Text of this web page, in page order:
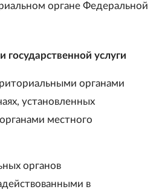
органе Федеральной
услуги
органами
установленных
местного
органов
в